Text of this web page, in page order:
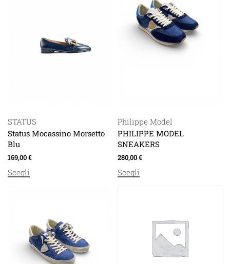
STATUS
Status Mocassino Morsetto
Blu
169,00€
Scegli
Philippe Model
PHILIPPE MODEL
SNEAKERS
280,00€
Scegli